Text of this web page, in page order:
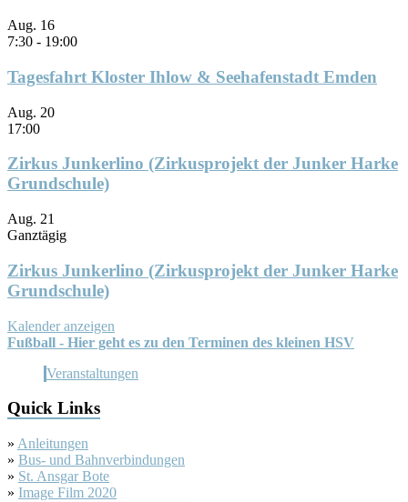
Aug. 16
7:30 - 19:00
Tagesfahrt Kloster Ihlow & Seehafenstadt Emden
Aug. 20
17:00
Zirkus Junkerlino (Zirkusprojekt der Junker Harke
Grundschule)
Aug. 21
Ganztägig
Zirkus Junkerlino (Zirkusprojekt der Junker Harke
Grundschule)
Kalender anzeigen
Fußball - Hier geht es zu den Terminen des kleinen HSV
Veranstaltungen
Quick Links
» Anleitungen
» Bus- und Bahnverbindungen
» St. Ansgar Bote
» Image Film 2020